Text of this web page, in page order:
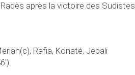
après la victoire des Sudistes
Rafia, Konaté, Jebali